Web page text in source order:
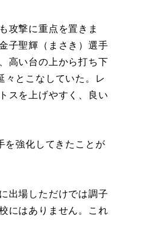
攻撃に重点を置きま
子聖輝（まさき）選手
高い台の上から打ち下
々とこなしていた。レ
スを上げやすく、良い
を強化してきたことが
出場しただけでは調子
にはありません。これ